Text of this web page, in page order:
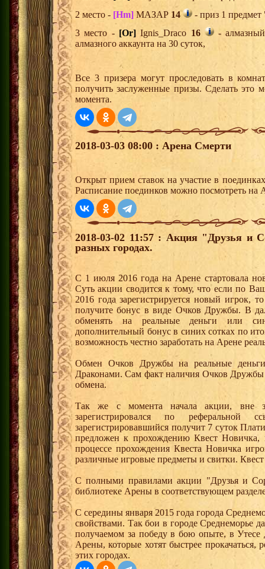
2 место - [Hm] МАЗАР 14
- приз 1
3 место - [Or]Ignis_Draco 16
-
алмазного аккаунта на 30 суток,
Все 3 призера могут проследовать в
получить заслуженные призы. Сделать это
момента.
2018-03-03 08:00 : Арена Смерти
Открыт прием ставок на участие в
Расписание поединков можно посмотреть на
2018-03-02 11:57 : Акция "Друзья и
разных городах.
С 1 июля 2016 года на Арене стартовала
Суть акции сводится к тому, что если по
2016 года зарегистрируется новый
получите бонус в виде Очков Дружбы. В
обменять на реальные деньги или
дополнительный бонус в синих сотках по
возможность честно заработать на Арене
Обмен Очков Дружбы на реальные деньги
Драконами. Сам факт наличия Очков Дружбы
обмена.
Так же с момента начала акции, вне
зарегистрировался по
зарегистрировавшийся получит 7 суток
предложен к прохождению Квест
процессе прохождения Квеста Новичка
различные игровые предметы и свитки.
С полными правилами акции "Друзья и
библиотеке Арены в соответствующем
С середины января 2015 года города
свойствами. Так бои в городе Среднеморье
получаемом за победу в бою опыте, в
Арены, которые хотят быстрее прокачаться,
этих городах.